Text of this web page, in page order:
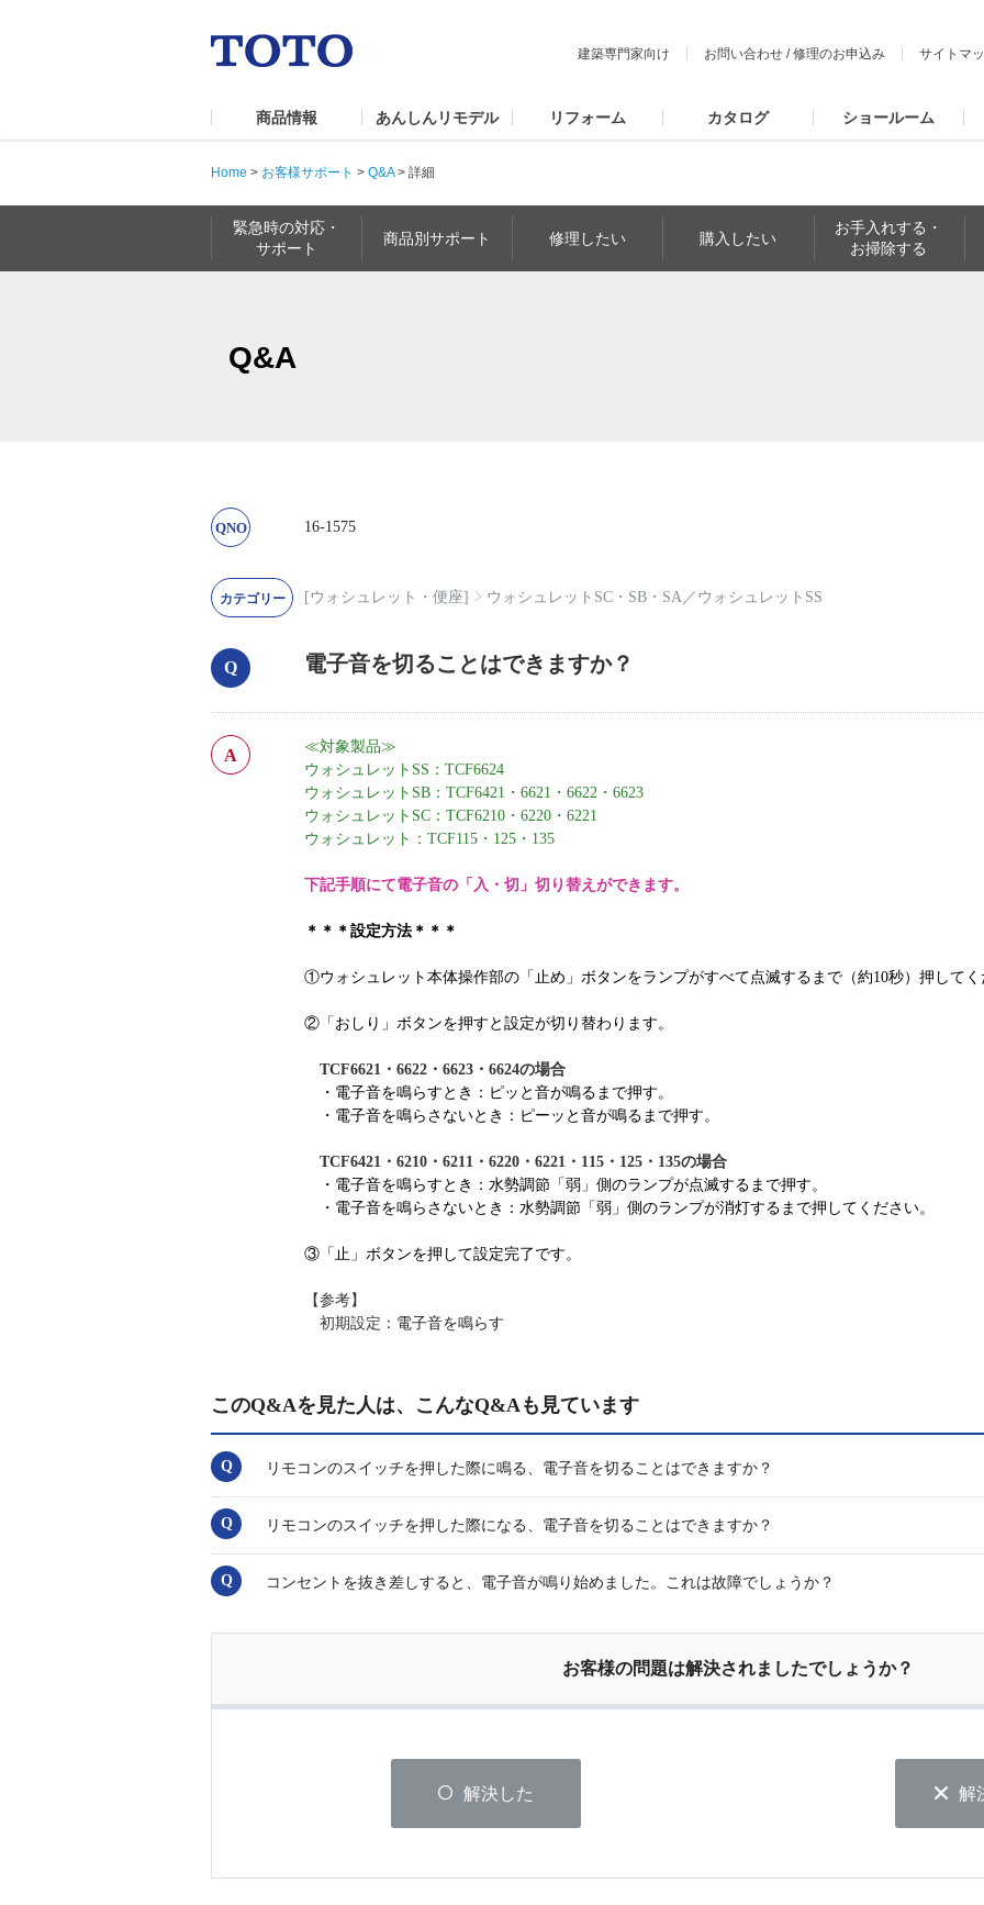
建築専門家向け お問い合わせ /修理のお申込み サイトマ
商品情報 あんしんリモデル リフォーム カタログ ショールーム
Home > お客様サポート > Q&A> 詳細
緊急時の対応・
サポート
商品別サポート 修理したい 購入したい
お手入れする・
お掃除する
Q&A
16-1575
[ウォシュレット・便座] ウォシュレットSC・SB・SA／ ウォシュレットSS
電子音を切ることはできますか？
≪対象製品≫
ウォシュレットSS：TCF6624
ウォシュレットSB：TCF6421・6621・6622・6623
ウォシュレットSC：TCF6210・6220・6221
ウォシュレット：TCF115・125・135
下記手順にて電子音の「入・切」切り替えができます。
＊＊＊設定方法＊＊＊
①ウォシュレット本体操作部の「止め」ボタンをランプがすべて点滅するまで（約10秒）押して
②「おしり」ボタンを押すと設定が切り替わります。
TCF6621・6622・6623・6624の場合
・電子音を鳴らすとき：ピッと音が鳴るまで押す。
・電子音を鳴らさないとき：ピーッと音が鳴るまで押す。
TCF6421・6210・6211・6220・6221・115・125・135の場合
・電子音を鳴らすとき：水勢調節「弱」側のランプが点滅するまで押す。
・電子音を鳴らさないとき：水勢調節「弱」側のランプが消灯するまで押してください。
③「止」ボタンを押して設定完了です。
【参考】
初期設定： 電子音を鳴らす
このQ&Aを見た人は、こんなQ&Aも見ています
リモコンのスイッチを押した際に鳴る、電子音を切ることはできますか？
リモコンのスイッチを押した際になる、電子音を切ることはできますか？
コンセントを抜き差しすると、電子音が鳴り始めました。これは故障でしょうか？
お客様の問題は解決されましたでしょうか？
解決した 解